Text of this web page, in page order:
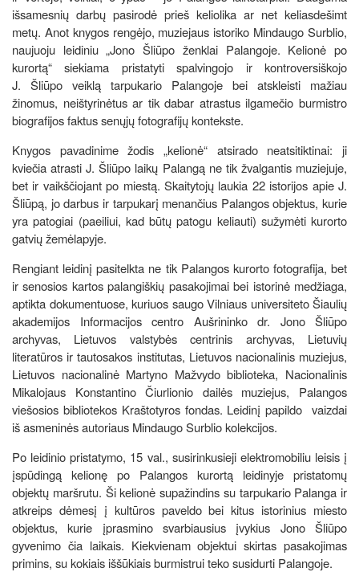
išsamesnių darbų pasirodė prieš keliolika ar net keliasdešimt
metų. Anot knygos rengėjo, muziejaus istoriko Mindaugo Surblio,
naujuoju leidiniu „Jono Šliūpo ženklai Palangoje. Kelionė po
kurortą“
siekiama pristatyti spalvingojo ir kontroversiškojo
J. Šliūpo veiklą tarpukario Palangoje bei atskleisti mažiau
žinomus, neištyrinėtus ar tik dabar atrastus ilgamečio burmistro
biografijos faktus senųjų fotografijų kontekste.
Knygos pavadinime žodis „kelionė“ atsirado neatsitiktinai: ji
kviečia atrasti J. Šliūpo laikų Palangą ne tik žvalgantis muziejuje,
bet ir vaikščiojant po miestą. Skaitytojų laukia 22 istorijos apie J.
Šliūpą, jo darbus ir tarpukarį menančius Palangos objektus, kurie
yra patogiai (paeiliui, kad būtų patogu keliauti) sužymėti kurorto
gatvių žemėlapyje.
Rengiant leidinį pasitelkta ne tik Palangos kurorto fotografija, bet
ir senosios kartos palangiškių pasakojimai bei istorinė medžiaga,
aptikta dokumentuose, kuriuos saugo Vilniaus universiteto Šiaulių
akademijos Informacijos centro Aušrininko dr. Jono Šliūpo
archyvas, Lietuvos valstybės centrinis archyvas, Lietuvių
literatūros ir tautosakos institutas, Lietuvos nacionalinis muziejus,
Lietuvos nacionalinė Martyno Mažvydo biblioteka, Nacionalinis
Mikalojaus Konstantino Čiurlionio dailės muziejus, Palangos
viešosios bibliotekos Kraštotyros fondas. Leidinį papildo vaizdai
iš asmeninės autoriaus Mindaugo Surblio kolekcijos.
Po leidinio pristatymo, 15 val., susirinkusieji elektromobiliu leisis į
įspūdingą kelionę po Palangos kurortą leidinyje pristatomų
objektų maršrutu. Ši kelionė supažindins su tarpukario Palanga ir
atkreips dėmesį į kultūros paveldo bei kitus istorinius miesto
objektus, kurie įprasmino svarbiausius įvykius Jono Šliūpo
gyvenimo čia laikais. Kiekvienam objektui skirtas pasakojimas
primins, su kokiais iššūkiais burmistrui teko susidurti Palangoje.